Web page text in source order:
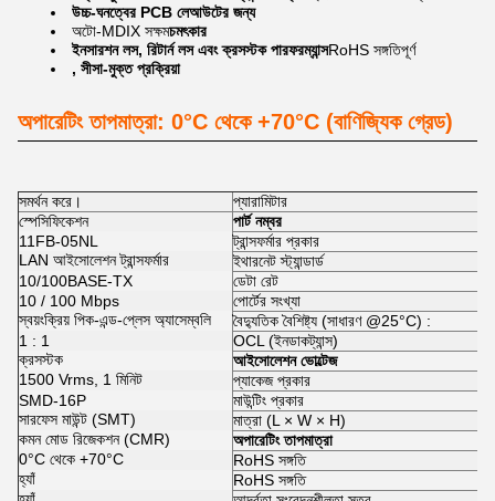
উচ্চ-ঘনত্বের PCB লেআউটের জন্য
অটো-MDIX সক্ষমচমৎকার
ইনসারশন লস, রিটার্ন লস এবং ক্রসস্টক পারফরম্যান্সRoHS সঙ্গতিপূর্ণ
, সীসা-মুক্ত প্রক্রিয়া
অপারেটিং তাপমাত্রা: 0°C থেকে +70°C (বাণিজ্যিক গ্রেড)
সমর্থন করে।
প্যারামিটার
স্পেসিফিকেশন
পার্ট নম্বর
11FB-05NL
ট্রান্সফর্মার প্রকার
LAN আইসোলেশন ট্রান্সফর্মার
ইথারনেট স্ট্যান্ডার্ড
10/100BASE-TX
ডেটা রেট
10 / 100 Mbps
পোর্টের সংখ্যা
স্বয়ংক্রিয় পিক-এন্ড-প্লেস অ্যাসেম্বলি
বৈদ্যুতিক বৈশিষ্ট্য (সাধারণ @25°C) :
1 : 1
OCL (ইনডাকট্যান্স)
ক্রসস্টক
আইসোলেশন ভোল্টেজ
1500 Vrms, 1 মিনিট
প্যাকেজ প্রকার
SMD-16P
মাউন্টিং প্রকার
সারফেস মাউন্ট (SMT)
মাত্রা (L × W × H)
কমন মোড রিজেকশন (CMR)
অপারেটিং তাপমাত্রা
0°C থেকে +70°C
RoHS সঙ্গতি
হ্যাঁ
RoHS সঙ্গতি